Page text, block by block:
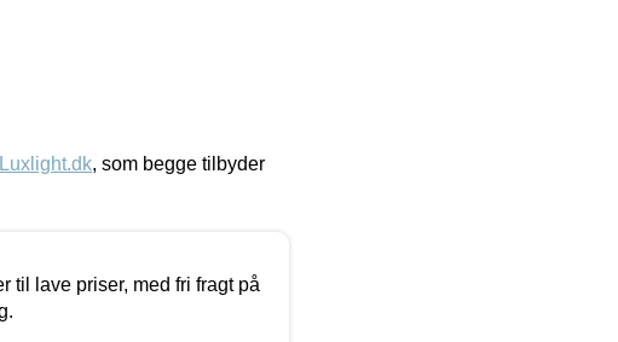
Luxlight.dk, som begge tilbyder
til lave priser, med fri fragt på